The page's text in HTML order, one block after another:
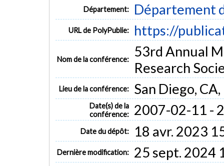
Département: Département
URL de PolyPublie: https://
Nom de la conférence:
53rd Annual
Research
Lieu de la conférence: San Diego,
Date(s) de la
conférence:
2007-02-11 -
Date du dépôt: 18 avr. 2023
Dernière modification: 25 sept. 2024